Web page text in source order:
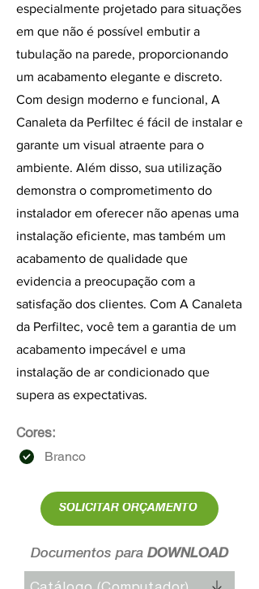
especialmente projetado para situações
em que não é possível embutir a
tubulação na parede, proporcionando
um acabamento elegante e discreto.
Com design moderno e funcional, A
Canaleta da Perfiltec é fácil de instalar e
garante um visual atraente para o
ambiente. Além disso, sua utilização
demonstra o comprometimento do
instalador em oferecer não apenas uma
instalação eficiente, mas também um
acabamento de qualidade que
evidencia a preocupação com a
satisfação dos clientes. Com A Canaleta
da Perfiltec, você tem a garantia de um
acabamento impecável e uma
instalação de ar condicionado que
supera as expectativas.
Cores:
Branco
SOLICITAR ORÇAMENTO
Documentos para DOWNLOAD